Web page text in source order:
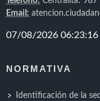
Email:
NORMATIVA
Identificación de la